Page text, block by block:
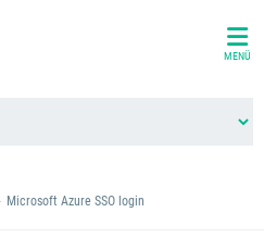
MENÜ
Microsoft Azure SSO login